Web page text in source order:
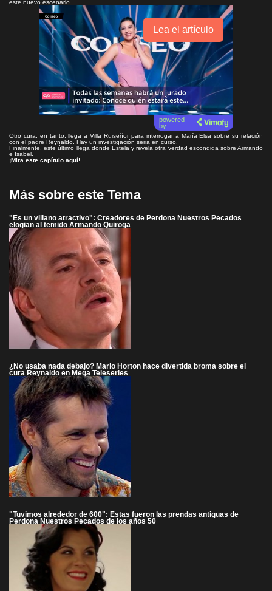
este nuevo escenario.
Lea el artículo
powered
by
Otro cura, en tanto, llega a Villa Ruiseñor para interrogar a María Elsa sobre su relación
con el padre Reynaldo. Hay un investigación seria en curso.
Finalmente, este último llega donde Estela y revela otra verdad escondida sobre Armando
e Isabel.
¡Mira este capítulo aquí!
Más sobre este Tema
"Es un villano atractivo": Creadores de Perdona Nuestros Pecados
elogian al temido Armando Quiroga
¿No usaba nada debajo? Mario Horton hace divertida broma sobre el
cura Reynaldo en Mega Teleseries
"Tuvimos alrededor de 600": Estas fueron las prendas antiguas de
Perdona Nuestros Pecados de los años 50